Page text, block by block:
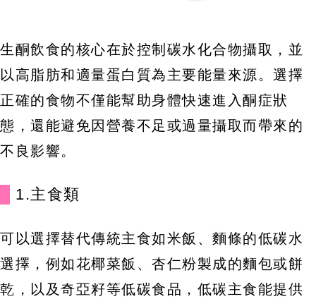
生酮飲食的核心在於控制碳水化合物攝取，並
以高脂肪和適量蛋白質為主要能量來源。選擇
正確的食物不僅能幫助身體快速進入酮症狀
態，還能避免因營養不足或過量攝取而帶來的
不良影響。
1.主食類
可以選擇替代傳統主食如米飯、麵條的低碳水
選擇，例如花椰菜飯、杏仁粉製成的麵包或餅
乾，以及奇亞籽等低碳食品，低碳主食能提供